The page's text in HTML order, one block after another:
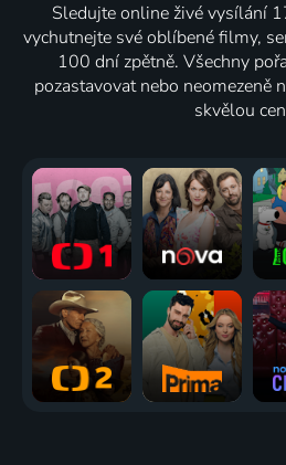
Sledujte online živé vysílání
vychutnejte své oblíbené filmy,
100 dní zpětně. Všechny
pozastavovat nebo neomezeně
skvělou